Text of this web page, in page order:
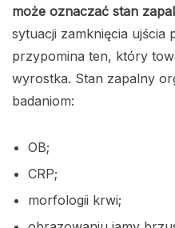
może oznaczać stan
sytuacji zamknięcia ujścia
przypomina ten, który
wyrostka. Stan zapalny
badaniom:
OB;
CRP;
morfologii krwi;